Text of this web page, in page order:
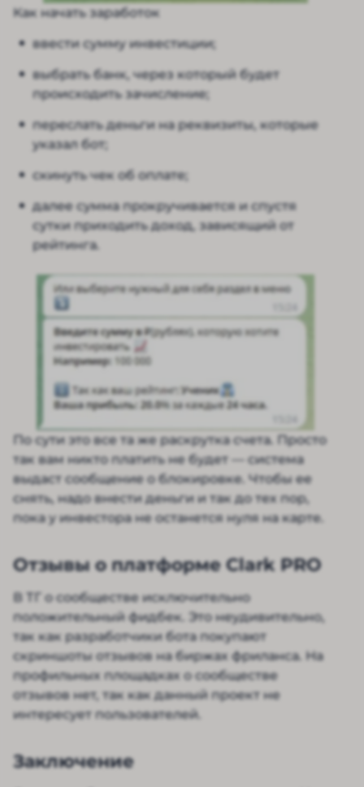
Как начать заработок
ввести сумму инвестиции;
выбрать банк, через который будет
происходить зачисление;
переслать деньги на реквизиты, которые
указал бот;
скинуть чек об оплате;
далее сумма прокручивается и спустя
сутки приходить доход, зависящий от
рейтинга.
По сути это все та же раскрутка счета. Просто
так вам никто платить не будет — система
выдаст сообщение о блокировке. Чтобы ее
снять, надо внести деньги и так до тех пор,
пока у инвестора не останется нуля на карте.
Отзывы о платформе Clark PRO
В ТГ о сообществе исключительно
положительный фидбек. Это неудивительно,
так как разработчики бота покупают
скриншоты отзывов на биржах фриланса. На
профильных площадках о сообществе
отзывов нет, так как данный проект не
интересует пользователей.
Заключение